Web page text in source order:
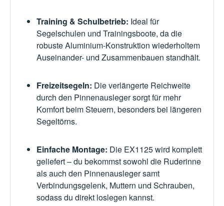
Training & Schulbetrieb: Ideal für
Segelschulen und Trainingsboote, da die
robuste Aluminium-Konstruktion wiederholtem
Auseinander- und Zusammenbauen standhält.
Freizeitsegeln: Die verlängerte Reichweite
durch den Pinnenausleger sorgt für mehr
Komfort beim Steuern, besonders bei längeren
Segeltörns.
Einfache Montage: Die EX1125 wird komplett
geliefert – du bekommst sowohl die Ruderinne
als auch den Pinnenausleger samt
Verbindungsgelenk, Muttern und Schrauben,
sodass du direkt loslegen kannst.